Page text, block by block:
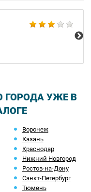
ГОРОДА УЖЕ В
Воронеж
Казань
Краснодар
Нижний Новгород
Ростов-на-Дону
Санкт-Петербург
Тюмень